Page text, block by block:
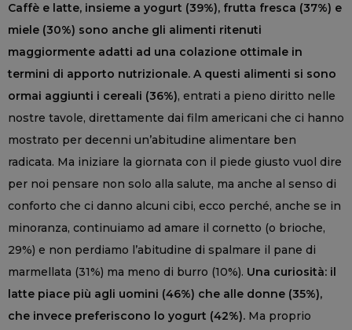
Caffè e latte, insieme a yogurt (39%), frutta fresca (37%) e
miele (30%) sono anche gli alimenti ritenuti
maggiormente adatti ad una colazione ottimale in
termini di apporto nutrizionale. A questi alimenti si sono
ormai aggiunti i cereali (36%), entrati a pieno diritto nelle
nostre tavole, direttamente dai film americani che ci hanno
mostrato per decenni un’abitudine alimentare ben
radicata. Ma iniziare la giornata con il piede giusto vuol dire
per noi pensare non solo alla salute, ma anche al senso di
conforto che ci danno alcuni cibi, ecco perché, anche se in
minoranza, continuiamo ad amare il cornetto (o brioche,
29%) e non perdiamo l’abitudine di spalmare il pane di
marmellata (31%) ma meno di burro (10%). Una curiosità: il
latte piace più agli uomini (46%) che alle donne (35%),
che invece preferiscono lo yogurt (42%). Ma proprio